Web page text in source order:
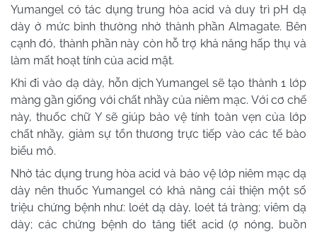
Yumangel có tác dụng trung hòa acid và duy trì pH dạ
dày ở mức bình thường nhờ thành phần Almagate. Bên
cạnh đó, thành phần này còn hỗ trợ khả năng hấp thụ và
làm mất hoạt tính của acid mật.
Khi đi vào dạ dày, hỗn dịch Yumangel sẽ tạo thành 1 lớp
màng gần giống với chất nhầy của niêm mạc. Với cơ chế
này, thuốc chữ Y sẽ giúp bảo vệ tính toàn vẹn của lớp
chất nhầy, giảm sự tổn thương trực tiếp vào các tế bào
biểu mô.
Nhờ tác dụng trung hòa acid và bảo vệ lớp niêm mạc dạ
dày nên thuốc Yumangel có khả năng cải thiện một số
triệu chứng bệnh như: loét dạ dày, loét tá tràng; viêm dạ
dày; các chứng bệnh do tăng tiết acid (ợ nóng, buồn